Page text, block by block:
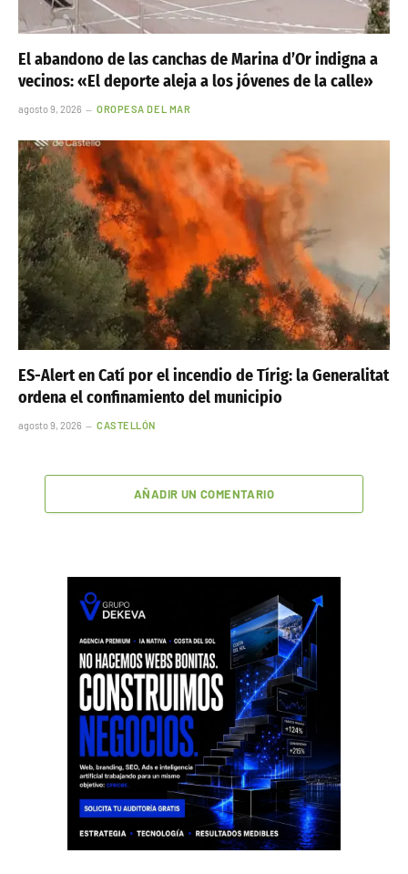
El abandono de las canchas de Marina d’Or indigna a
vecinos: «El deporte aleja a los jóvenes de la calle»
agosto 9, 2026 OROPESA DEL MAR
ES-Alert en Catí por el incendio de Tírig: la Generalitat
ordena el confinamiento del municipio
agosto 9, 2026 CASTELLÓN
AÑADIR UN COMENTARIO